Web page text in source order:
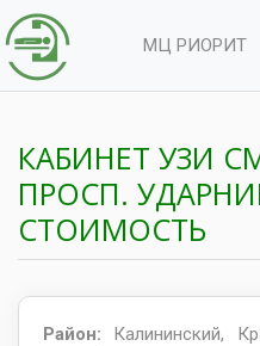
МЦ РИОРИТ
КАБИНЕТ УЗИ
ПРОСП.
СТОИМОСТЬ
Район: Калининский,